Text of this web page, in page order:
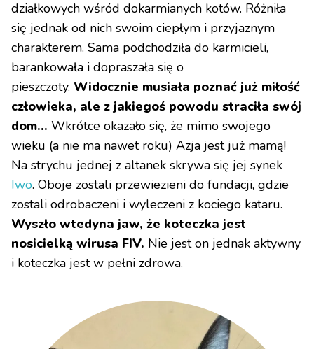
działkowych wśród dokarmianych kotów. Różniła
się jednak od nich swoim ciepłym i przyjaznym
charakterem. Sama podchodziła do karmicieli,
barankowała i dopraszała się o
pieszczoty. Widocznie musiała poznać już miłość
człowieka, ale z jakiegoś powodu straciła swój
dom... Wkrótce okazało się, że mimo swojego
wieku (a nie ma nawet roku) Azja jest już mamą!
Na strychu jednej z altanek skrywa się jej synek
Iwo. Oboje zostali przewiezieni do fundacji, gdzie
zostali odrobaczeni i wyleczeni z kociego kataru.
Wyszło wtedyna jaw, że koteczka jest
nosicielką wirusa FIV. Nie jest on jednak aktywny
i koteczka jest w pełni zdrowa.